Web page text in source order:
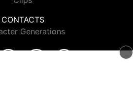
CONTACTS
Generations